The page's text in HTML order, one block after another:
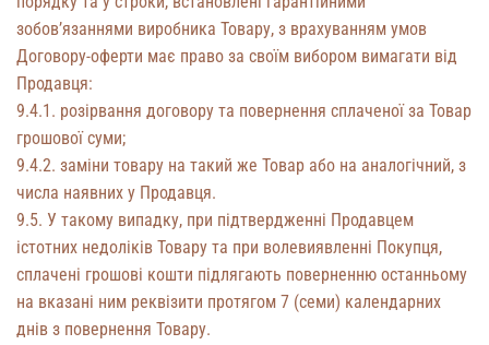
зобов’язаннями виробника Товару, з врахуванням умов
Договору-оферти має право за своїм вибором вимагати від
Продавця:
9.4.1. розірвання договору та повернення сплаченої за Товар
грошової суми;
9.4.2. заміни товару на такий же Товар або на аналогічний, з
числа наявних у Продавця.
9.5. У такому випадку, при підтвердженні Продавцем
істотних недоліків Товару та при волевиявленні Покупця,
сплачені грошові кошти підлягають поверненню останньому
на вказані ним реквізити протягом 7 (семи) календарних
днів з повернення Товару.